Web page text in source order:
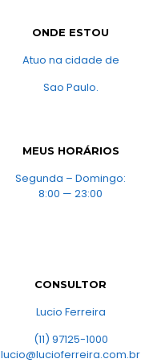
ONDE ESTOU
Atuo na cidade de
Sao Paulo.
MEUS HORÁRIOS
Segunda – Domingo:
8:00 — 23:00
CONSULTOR
Lucio Ferreira
(11) 97125-1000
lucio@lucioferreira.com.br